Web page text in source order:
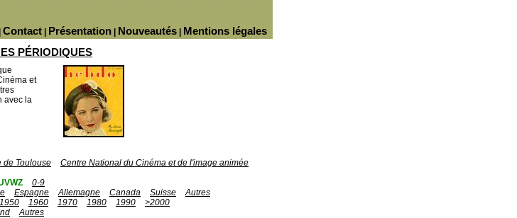
Mentions légales
Nouveautés
Présentation
Contact
PÉRIODIQUES
et
avec la
de Toulouse
Centre National du Cinéma et de l'image animée
0-9
Espagne Allemagne Canada Suisse
Autres
1950 1960 1970 1980 1990
>2000
Autres